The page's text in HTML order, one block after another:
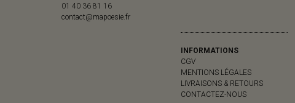
01 40 36 81 16
contact@mapoesie.fr
INFORMATIONS
CGV
MENTIONS LÉGALES
LIVRAISONS & RETOURS
CONTACTEZ-NOUS